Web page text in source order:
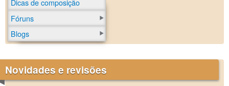
Dicas de composição
Fóruns
Blogs
Novidades e revisões